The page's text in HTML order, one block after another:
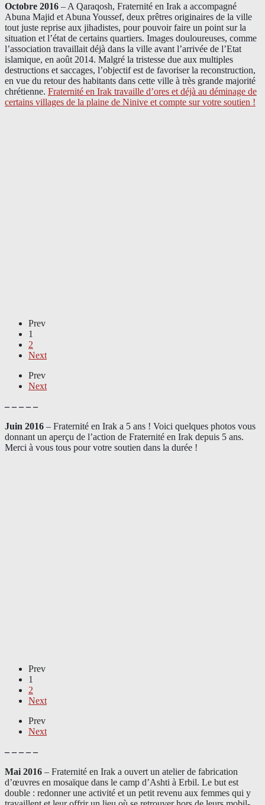
Octobre 2016 – A Qaraqosh, Fraternité en Irak a accompagné
Abuna Majid et Abuna Youssef, deux prêtres originaires de la ville
tout juste reprise aux jihadistes, pour pouvoir faire un point sur la
situation et l’état de certains quartiers. Images douloureuses, comme
l’association travaillait déjà dans la ville avant l’arrivée de l’Etat
islamique, en août 2014. Malgré la tristesse due aux multiples
destructions et saccages, l’objectif est de favoriser la reconstruction,
en vue du retour des habitants dans cette ville à très grande majorité
chrétienne. Fraternité en Irak travaille d’ores et déjà au déminage de
certains villages de la plaine de Ninive et compte sur votre soutien !
Prev
1
2
Next
Prev
Next
– – – – –
Juin 2016 – Fraternité en Irak a 5 ans ! Voici quelques photos vous
donnant un aperçu de l’action de Fraternité en Irak depuis 5 ans.
Merci à vous tous pour votre soutien dans la durée !
Prev
1
2
Next
Prev
Next
– – – – –
Mai 2016 – Fraternité en Irak a ouvert un atelier de fabrication
d’œuvres en mosaïque dans le camp d’Ashti à Erbil. Le but est
double : redonner une activité et un petit revenu aux femmes qui y